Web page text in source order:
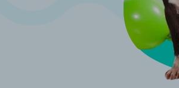
Kanadský